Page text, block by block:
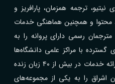
ترجمه همزمان، پارافریز و
محتوا و همچنین هماهنگی خدمات
رسمی دارای پروانه را به
گسترده با مراکز علمی دانشگاه‌ها
شرکت‌ها و سازمان‌های مختلف و ارائه خدمات در بیش از ۴۰ زبان زنده
اشراق را به یکی از مجموعه‌های